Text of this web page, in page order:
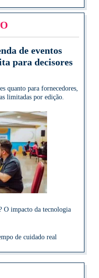
de eventos
para decisores
quanto para fornecedores,
limitadas por edição.
O impacto da tecnologia
de cuidado real